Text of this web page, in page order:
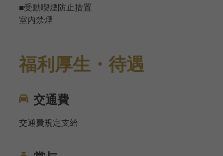
■受動喫煙防止措置
室内禁煙
福利厚生・待遇
交通費
交通費規定支給